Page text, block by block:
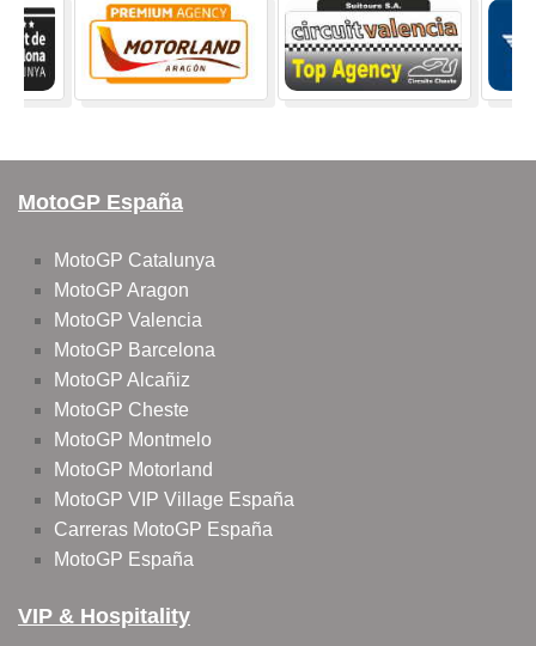
MotoGP España
MotoGP Catalunya
MotoGP Aragon
MotoGP Valencia
MotoGP Barcelona
MotoGP Alcañiz
MotoGP Cheste
MotoGP Montmelo
MotoGP Motorland
MotoGP VIP Village España
Carreras MotoGP España
MotoGP España
VIP & Hospitality